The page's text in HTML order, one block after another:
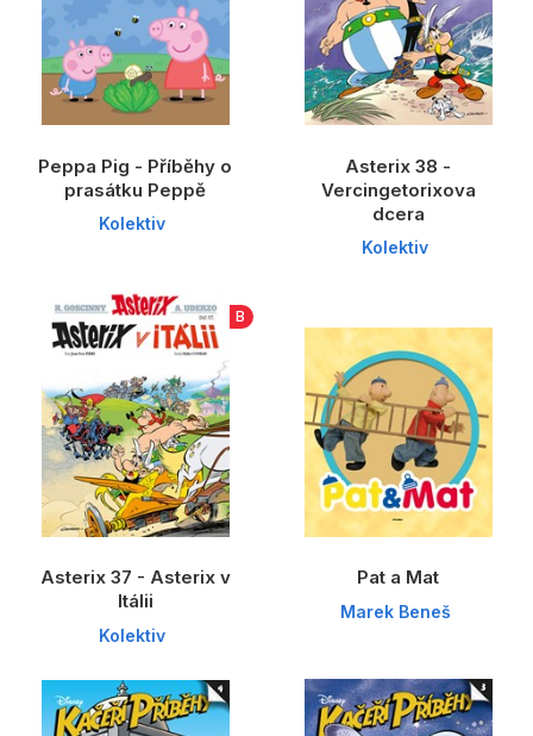
Peppa Pig - Příběhy o
prasátku Peppě
Kolektiv
Asterix 38 -
Vercingetorixova
dcera
Kolektiv
B
Asterix 37 - Asterix v
Itálii
Kolektiv
Pat a Mat
Marek Beneš